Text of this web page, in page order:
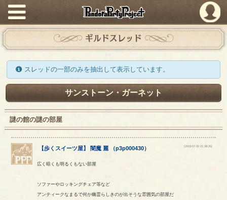
PandoraPartyProject
ギルドスレッド
スレッドの一部のみを抽出して表示しています。
サンストーン・ガーネット
謎の館の謎の部屋
【歩くスイーツ屋】 闇魔 麗 （p3p000430） [2018-07-30 21:38:26]
広く暗くも明るくもない部屋
ソファーやロッキングチェア等など
アンティークなまるで何か幽霊らしきのが出そうな雰囲気の部屋だ